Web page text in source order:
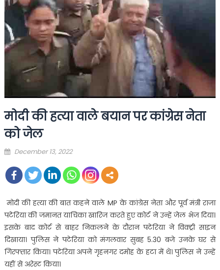
मोदी की हत्या वाले बयान पर कांग्रेस नेता
को जेल
Posted
December 13, 2022
मोदी की हत्या की बात कहने वाले MP के कांग्रेस नेता और पूर्व मंत्री राजा
पटेरिया की जमानत याचिका खारिज करते हुए कोर्ट ने उन्हें जेल भेज दिया।
इसके बाद कोर्ट से बाहर निकलने के दौरान पटेरिया ने विक्ट्री साइन
दिखाया। पुलिस ने पटेरिया को मंगलवार सुबह 5.30 बजे उनके घर से
गिरफ्तार किया। पटेरिया अपने गृहनगर दमोह के हटा में थे। पुलिस ने उन्हें
यहीं से अरेस्ट किया।